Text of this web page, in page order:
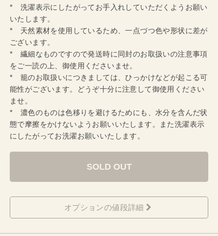
* 洗濯表示にしたがってお手入れしていただくようお願い
いたします。
* 天然素材を使用しているため、一点づつ色や形状に差が
ございます。
* 繊細なものですので発送時に同封のお取扱いの注意事項
をご一読の上、御使用くださいませ。
* 籠のお取扱いにつきましては、ひっかけなどが起こる可
能性がございます。どうぞ十分に注意して御使用ください
ませ。
* 濃色のものは色移りを避けるためにも、水分を含んだ状
態で摩擦をかけないようお願いいたします。また洗濯表示
にしたがってお洗濯お願いいたします。
SOLD OUT
オプションの値段詳細